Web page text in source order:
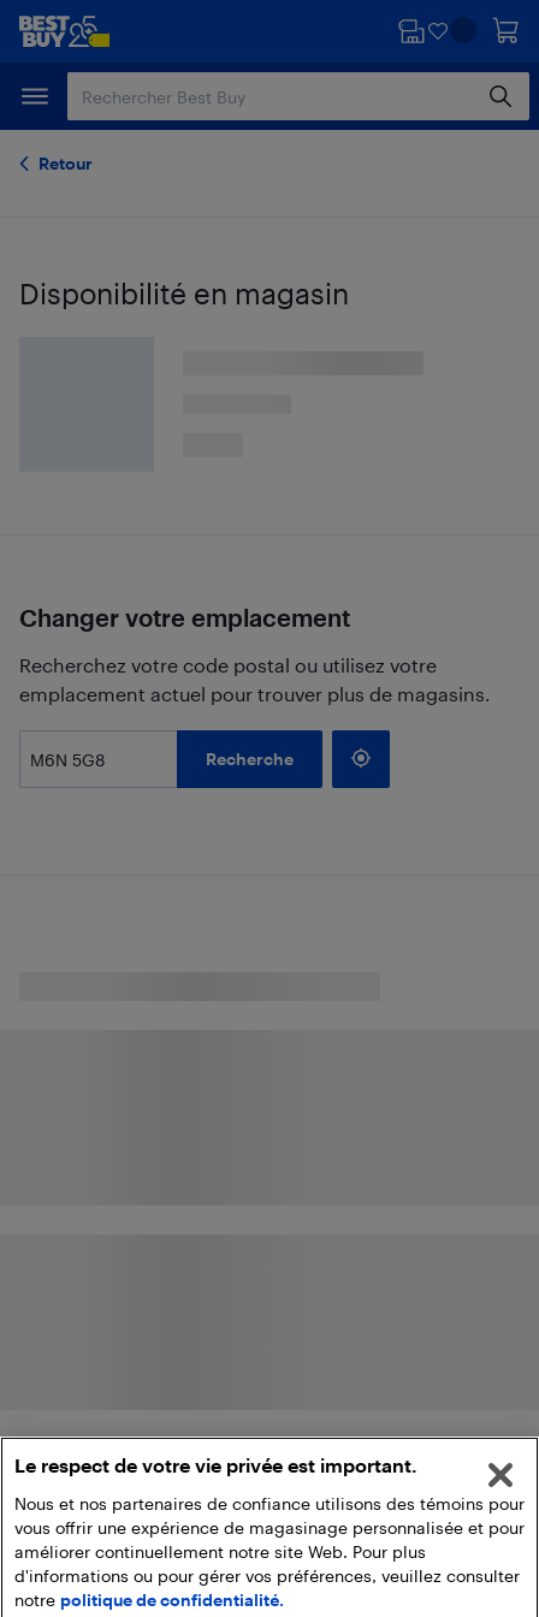
Passer
principal
Passer
Retour
Disponibilité en magasin
Changer votre emplacement
Recherchez votre code postal ou utilisez votre
emplacement actuel pour trouver plus de magasins.
Recherche
Le respect de votre vie privée est important.
Nous et nos partenaires de confiance utilisons des témoins pour
vous offrir une expérience de magasinage personnalisée et pour
améliorer continuellement notre site Web. Pour plus
d'informations ou pour gérer vos préférences, veuillez consulter
notre politique de confidentialité.